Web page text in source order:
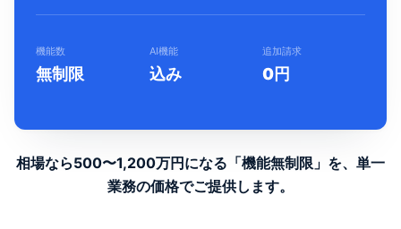
機能数
無制限
AI機能
込み
追加請求
0円
相場なら500〜1,200万円になる「機能無制限」を、 単一
業務の価格でご提供します。